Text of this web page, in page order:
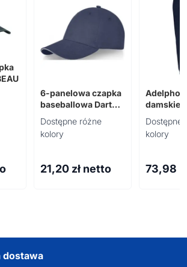
6-panelowa czapka
baseballowa Darton
260 g/m²
Dostępne różne
kolory
21,20 zł netto
Adelpho
damskie
Dostępne
kolory
73,98
dostawa